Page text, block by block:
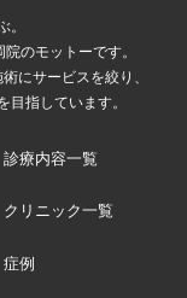
のモットーです。
にサービスを絞り、
指しています。
診療内容一覧
クリニック一覧
症例